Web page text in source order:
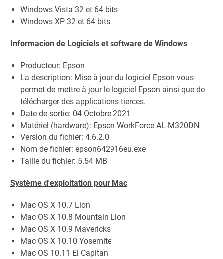
Windows Vista 32 et 64 bits
Windows XP 32 et 64 bits
Informacion de Logiciels et software de Windows
Producteur: Epson
La description: Mise à jour du logiciel Epson vous
permet de mettre à jour le logiciel Epson ainsi que de
télécharger des applications tierces.
Date de sortie: 04 Octobre 2021
Matériel (hardware): Epson WorkForce AL-M320DN
Version du fichier: 4.6.2.0
Nom de fichier: epson642916eu.exe
Taille du fichier: 5.54 MB
Système d'exploitation pour Mac
Mac OS X 10.7 Lion
Mac OS X 10.8 Mountain Lion
Mac OS X 10.9 Mavericks
Mac OS X 10.10 Yosemite
Mac OS 10.11 El Capitan